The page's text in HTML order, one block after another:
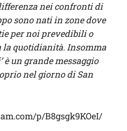
nei confronti di
sono nati in zone dove
per noi prevedibili o
quotidianità. Insomma
è un grande messaggio
nel giorno di San
p/B8gsgk9KOeI/